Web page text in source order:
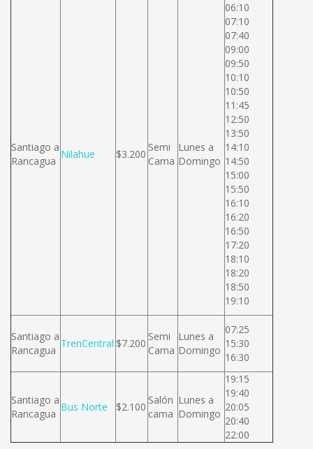
Santiago a
Rancagua
Nilahue $3.200
Semi
Cama
Lunes a
Domingo
06:10
07:10
07:40
09:00
09:50
10:10
10:50
11:45
12:50
13:50
14:10
14:50
15:00
15:50
16:10
16:20
16:50
17:20
18:10
18:20
18:50
19:10
Santiago a
Rancagua
TrenCentral $7.200
Semi
Cama
Lunes a
Domingo
07:25
15:30
16:30
Santiago a
Rancagua
Bus Norte $2.100
Salón
cama
Lunes a
Domingo
19:15
19:40
20:05
20:40
22:00